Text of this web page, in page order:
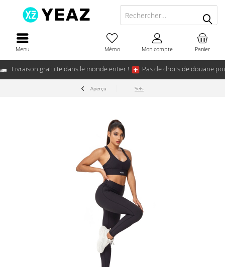
Livraison gratuite dans le monde entier ! Pas de droits de douane
Menu Panier
Mémo Mon compte
Aperçu Sets